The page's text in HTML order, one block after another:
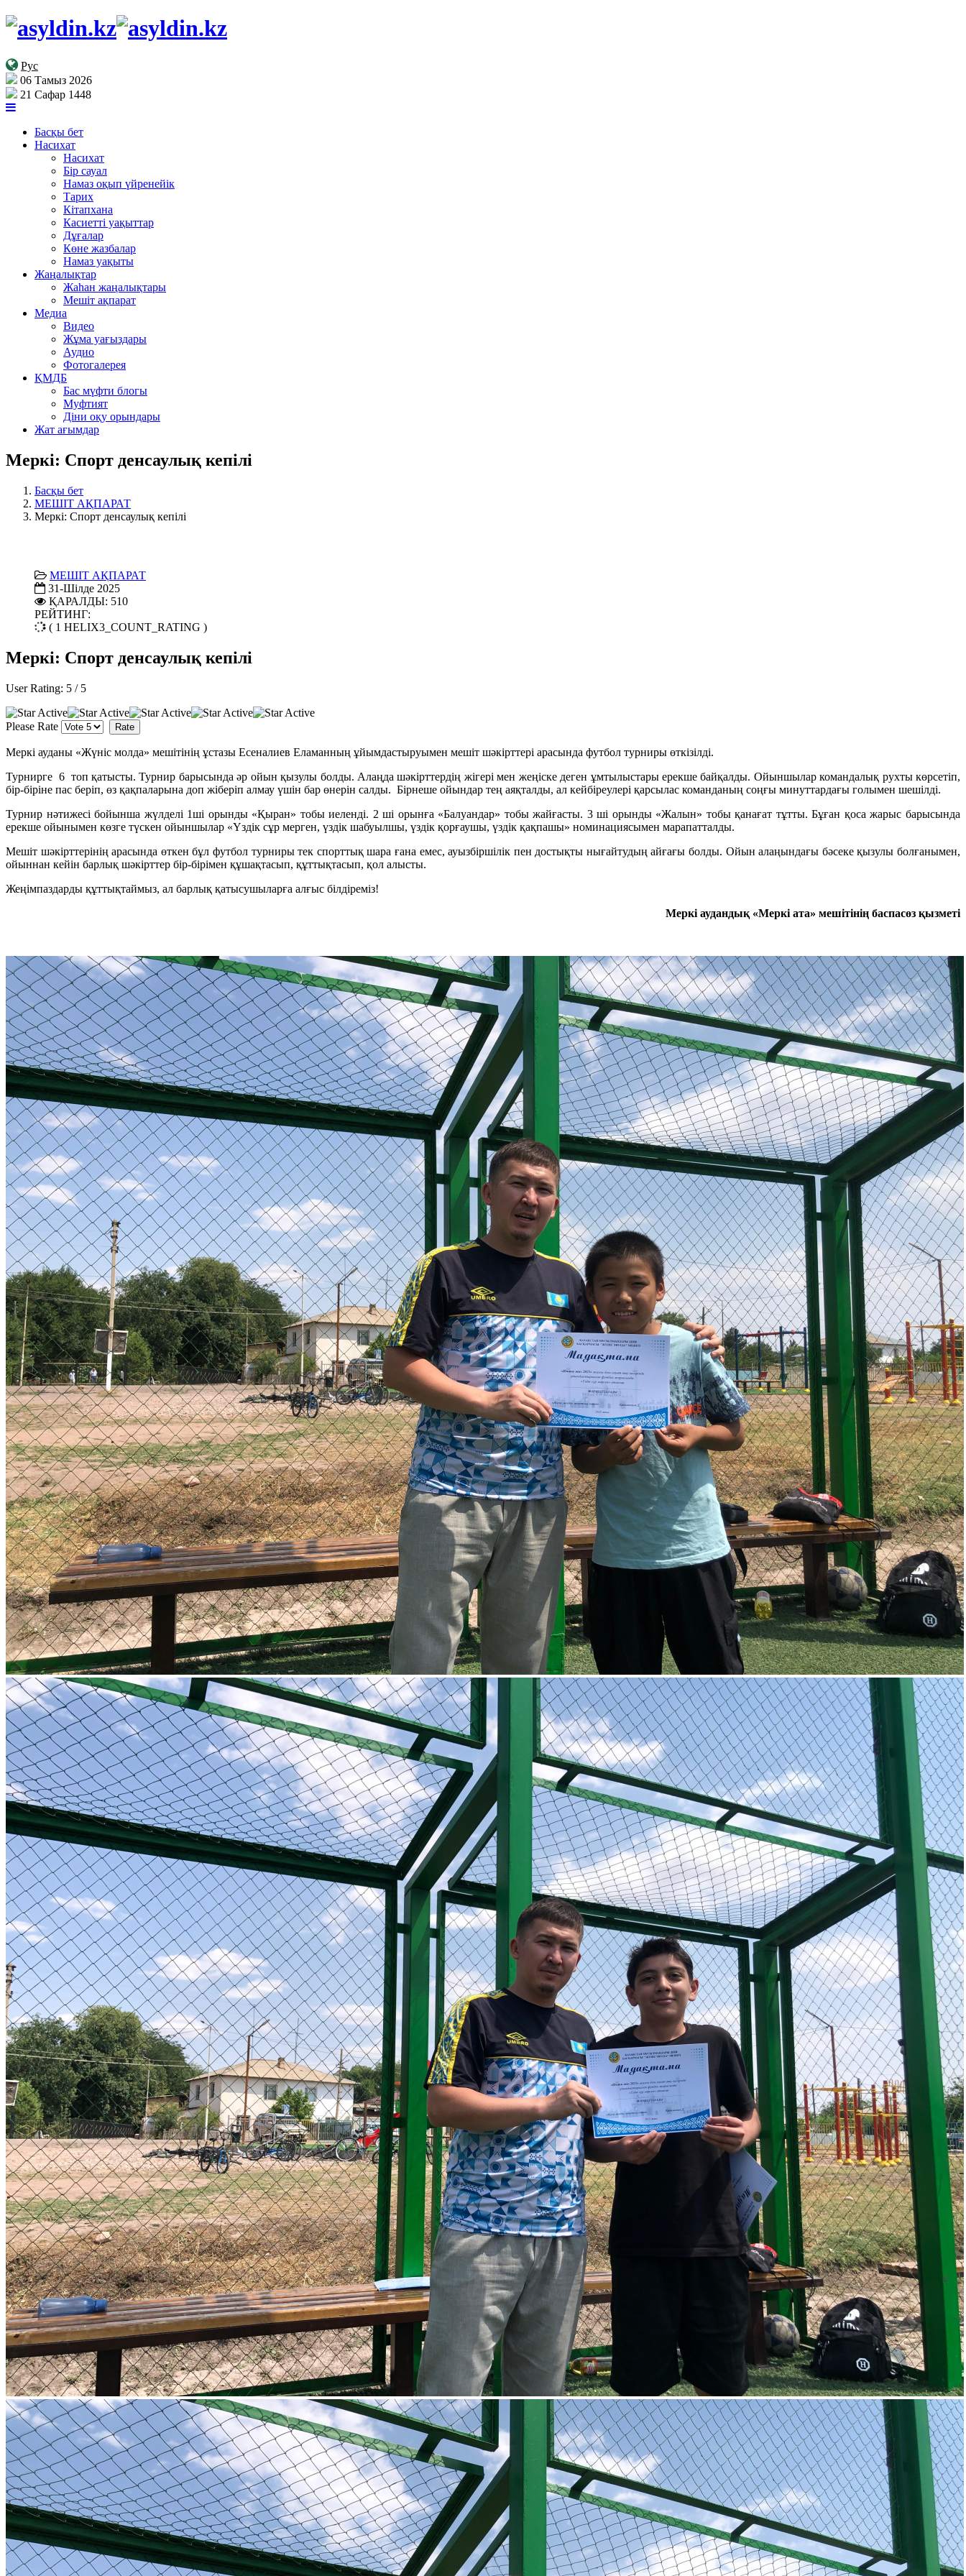
Рус
06 Тамыз 2026
21 Сафар 1448
Басқы бет
Насихат
Насихат
Бір сауал
Намаз оқып үйренейік
Тарих
Кітапхана
Касиетті уақыттар
Дұғалар
Көне жазбалар
Намаз уақыты
Жаңалықтар
Жаһан жаңалықтары
Мешіт ақпарат
Медиа
Видео
Жұма уағыздары
Аудио
Фотогалерея
ҚМДБ
Бас мүфти блогы
Муфтият
Діни оқу орындары
Жат ағымдар
Меркі: Спорт денсаулық кепілі
Басқы бет
МЕШІТ АҚПАРАТ
Меркі: Спорт денсаулық кепілі
МЕШІТ АҚПАРАТ
31-Шілде 2025
ҚАРАЛДЫ: 510
РЕЙТИНГ:
( 1 HELIX3_COUNT_RATING )
Меркі: Спорт денсаулық кепілі
User Rating: 5 / 5
Please Rate
Меркі ауданы «Жүніс молда» мешітінің ұстазы Есеналиев Еламанның ұйымдастыруымен мешіт шәкірттері арасында футбол турниры өткізілді.
Турнирге 6 топ қатысты. Турнир барысында әр ойын қызулы болды. Алаңда шәкірттердің жігері мен жеңіске деген ұмтылыстары ерекше байқалды. Ойыншылар командалық рухты көрсетіп,
бір-біріне пас беріп, өз қақпаларына доп жіберіп алмау үшін бар өнерін салды. Бірнеше ойындар тең аяқталды, ал кейбіреулері қарсылас команданың соңғы минуттардағы голымен шешілді.
Турнир нәтижесі бойынша жүлделі 1ші орынды «Қыран» тобы иеленді. 2 ші орынға «Балуандар» тобы жайғасты. 3 ші орынды «Жалын» тобы қанағат тұтты. Бұған қоса жарыс барысында
ерекше ойынымен көзге түскен ойыншылар «Үздік сұр мерген, үздік шабуылшы, үздік қорғаушы, үздік қақпашы» номинациясымен марапатталды.
Мешіт шәкірттерінің арасында өткен бұл футбол турниры тек спорттық шара ғана емес, ауызбіршілік пен достықты нығайтудың айғағы болды. Ойын алаңындағы бәсеке қызулы болғанымен,
ойыннан кейін барлық шәкірттер бір-бірімен құшақтасып, құттықтасып, қол алысты.
Жеңімпаздарды құттықтаймыз, ал барлық қатысушыларға алғыс білдіреміз!
Меркі аудандық «Меркі ата» мешітінің баспасөз қызметі